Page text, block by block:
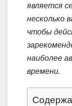
является
несколько
чтобы
наиболее
времени.